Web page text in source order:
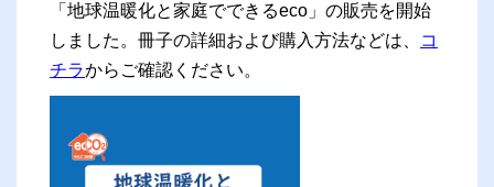
「地球温暖化と家庭でできるeco」の販売を開始
しました。冊子の詳細および購入方法などは、
コ
チラからご確認ください。